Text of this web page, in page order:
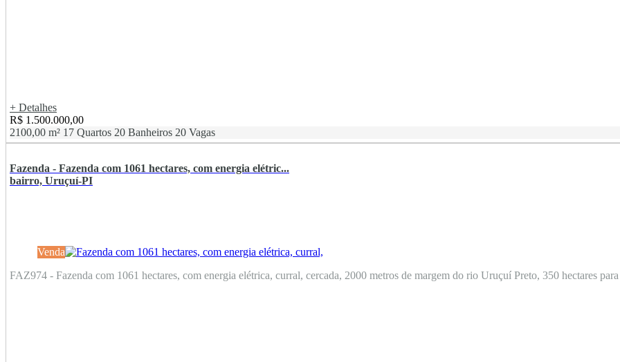
+ Detalhes
R$ 1.500.000,00
2100,00 m² 17 Quartos 20 Banheiros 20 Vagas
Fazenda - Fazenda com 1061 hectares, com energia elétric...
bairro, Uruçuí-PI
Venda
FAZ974 - Fazenda com 1061 hectares, com energia elétrica, curral, cercada, 2000 metros de margem do rio Uruçuí Preto, 350 hectares